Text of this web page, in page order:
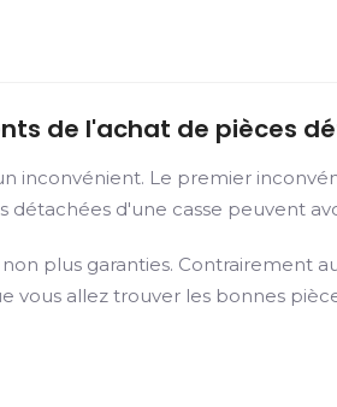
de l'achat de pièces
inconvénient. Le premier
détachées d'une casse peuvent
plus garanties. Contrairement
vous allez trouver les bonnes